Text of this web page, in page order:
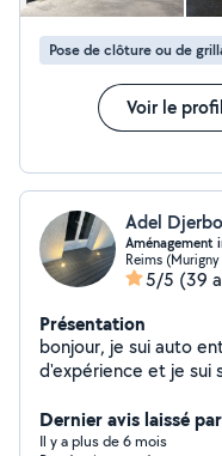
Pose de clôture ou de
Voir le profil
Adel
Aménagement
Reims
5/5 (39
Présentation
bonjour, je sui auto
d'expérience et je sui
les jours de la
n'hésite pour plus de
Dernier avis laissé
Il y a plus de 6 mois